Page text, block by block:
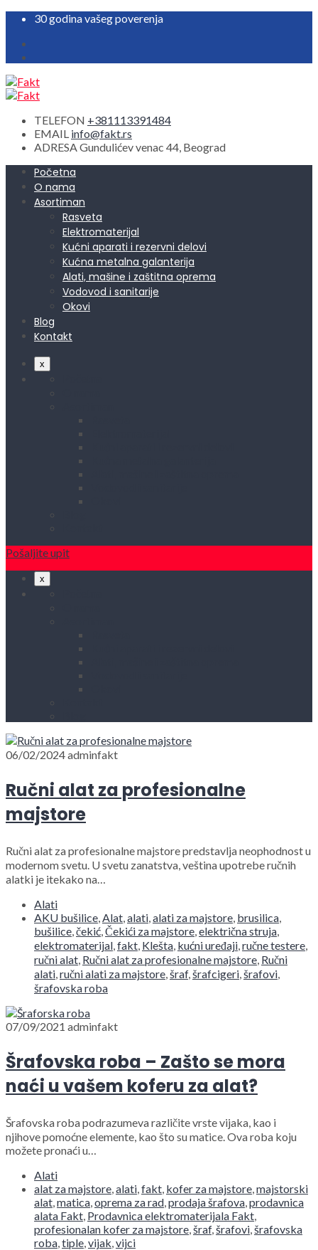
30 godina vašeg poverenja
TELEFON +381113391484
EMAIL info@fakt.rs
ADRESAGundulićev venac 44, Beograd
Početna
O nama
Asortiman
Rasveta
Elektromaterijal
Kućni aparati i rezervni delovi
Kućna metalna galanterija
Alati, mašine i zaštitna oprema
Vodovod i sanitarije
Okovi
Blog
Kontakt
x
Pošaljite upit
x
06/02/2024adminfakt
Ručni alat za profesionalne
majstore
Ručni alat za profesionalne majstore predstavlja neophodnost u
modernom svetu. U svetu zanatstva, veština upotrebe ručnih
alatki je itekako na…
Alati
AKU bušilice,Alat,alati,alati za majstore, brusilica,
bušilice,čekić,Čekići za majstore,električna struja,
elektromaterijal,fakt, Klešta, kućni uređaji,ručne testere,
ručni alat, Ručni alat za profesionalne majstore, Ručni
alati,ručni alati za majstore,šraf,šrafcigeri,šrafovi,
šrafovska roba
07/09/2021 adminfakt
Šrafovska roba – Zašto se mora
naći u vašem koferu za alat?
Šrafovska roba podrazumeva različite vrste vijaka, kao i
njihove pomoćne elemente, kao što su matice. Ova roba koju
možete pronaći u…
Alati
alat za majstore,alati,fakt, kofer za majstore,majstorski
alat,matica,oprema za rad,prodaja šrafova,prodavnica
alata Fakt, Prodavnica elektromaterijala Fakt,
profesionalan kofer za majstore,šraf,šrafovi,šrafovska
roba,tiple,vijak,vijci